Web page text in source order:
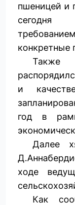
пшеницей и
сегодня
конкретные
Также
и
год в
Далее
ходе
Как